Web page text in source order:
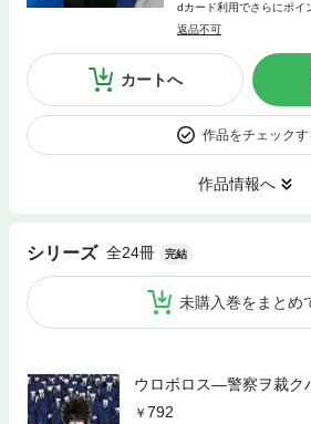
dカード利用でさらにポイ
返品不可
カートへ
作品をチェックす
作品情報へ
シリーズ 全24冊 完結
未購入巻をまとめ
ウロボロス—警察ヲ裁
792